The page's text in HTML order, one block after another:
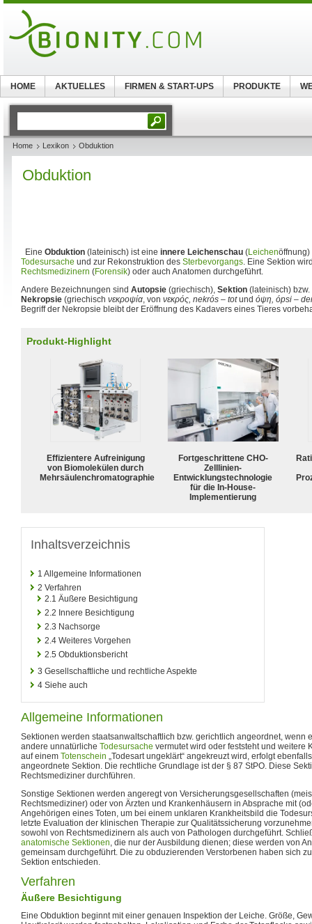
Home Lexikon Obduktion
Obduktion
Eine Obduktion (lateinisch) ist eine innere Leichenschau (Leichenöffnung)
Todesursache und zur Rekonstruktion des Sterbevorgangs. Eine Sektion
Rechtsmedizinern (Forensik) oder auch Anatomen durchgeführt.
Andere Bezeichnungen sind Autopsie (griechisch), Sektion (lateinisch) bzw.
Nekropsie (griechisch νεκροψία, von νεκρός, nekrós – totund όψη, ópsi –
Begriff der Nekropsie bleibt der Eröffnung des Kadavers eines Tieres
Produkt-Highlight
Effizientere Aufreinigung
von Biomolekülen durch
Mehrsäulenchromatographie
Fortgeschrittene CHO-
Zelllinien-
Entwicklungstechnologie
für die In-House-
Implementierung
Inhaltsverzeichnis
1 Allgemeine Informationen
2 Verfahren
2.1 Äußere Besichtigung
2.2 Innere Besichtigung
2.3 Nachsorge
2.4 Weiteres Vorgehen
2.5 Obduktionsbericht
3 Gesellschaftliche und rechtliche Aspekte
4 Siehe auch
Allgemeine Informationen
Sektionen werden staatsanwaltschaftlich bzw. gerichtlich angeordnet, wenn
andere unnatürliche Todesursache vermutet wird oder feststeht und weitere
auf einem Totenschein „Todesart ungeklärt“ angekreuzt wird, erfolgt
angeordnete Sektion. Die rechtliche Grundlage ist der § 87 StPO. Diese
Rechtsmediziner durchführen.
Sonstige Sektionen werden angeregt von Versicherungsgesellschaften
Rechtsmediziner) oder von Ärzten und Krankenhäusern in Absprache mit
Angehörigen eines Toten, um bei einem unklaren Krankheitsbild die
letzte Evaluation der klinischen Therapie zur Qualitätssicherung
sowohl von Rechtsmedizinern als auch von Pathologen durchgeführt.
anatomische Sektionen, die nur der Ausbildung dienen; diese werden von
gemeinsam durchgeführt. Die zu obduzierenden Verstorbenen haben sich
Sektion entschieden.
Verfahren
Äußere Besichtigung
Eine Obduktion beginnt mit einer genauen Inspektion der Leiche. Größe,
HOME AKTUELLES FIRMEN & START-UPS PRODUKTE